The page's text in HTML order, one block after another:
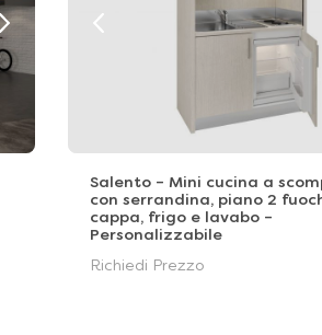
Salento – Mini cucina a
con serrandina, piano 2
cappa, frigo e lavabo –
Personalizzabile
Richiedi Prezzo